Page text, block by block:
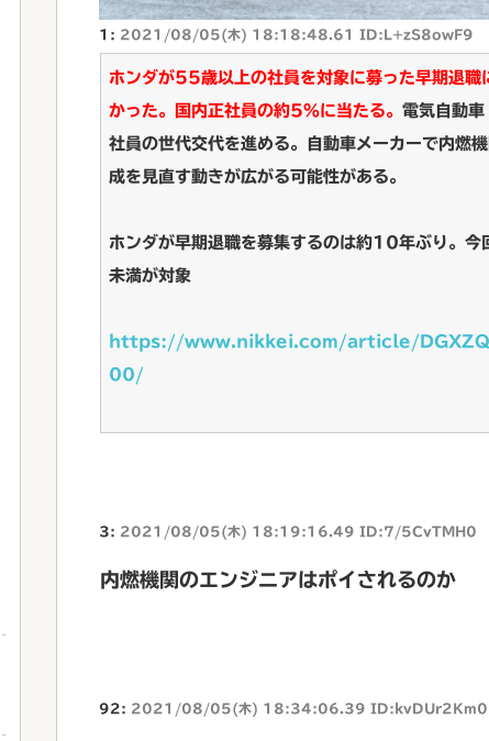
1: 2021/08/05(木) 18:18:48.61 ID:L+zS8owF9
ホンダが55歳以上の社員を対象に募った早期退
かった。国内正社員の約5%に当たる。 電気自動
社員の世代交代を進める。自動車メーカーで内燃
成を見直す動きが広がる可能性がある。
ホンダが早期退職を募集するのは約10年ぶり。
未満が対象
https://www.nikkei.com/article/
00/
3: 2021/08/05(木) 18:19:16.49 ID:7/5CvTMH0
内燃機関のエンジニアはポイされるのか
92: 2021/08/05(木) 18:34:06.39 ID:kvDUr2Km0